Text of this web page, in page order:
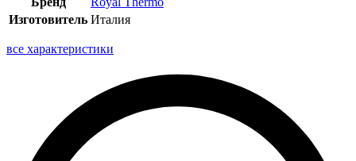
Изготовитель Италия
все характеристики